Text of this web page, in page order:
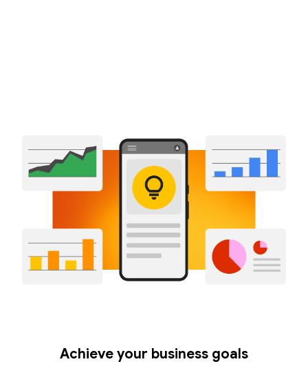
Achieve your business goals